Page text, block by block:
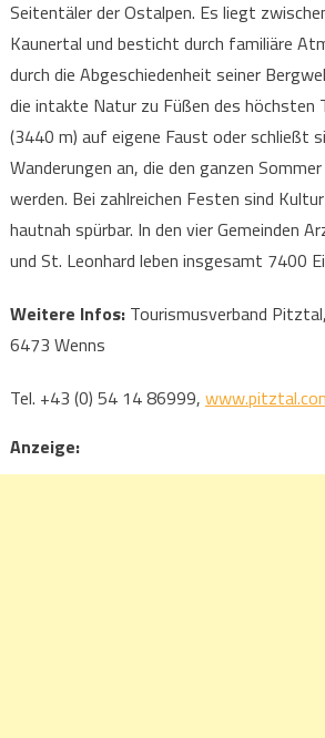
Seitentäler der Ostalpen. Es liegt
Kaunertal und besticht durch familiäre
durch die Abgeschiedenheit seiner
die intakte Natur zu Füßen des höchsten
(3440 m) auf eigene Faust oder schließt
Wanderungen an, die den ganzen
werden. Bei zahlreichen Festen sind
hautnah spürbar. In den vier Gemeinden
und St. Leonhard leben insgesamt 7400
Weitere Infos: Tourismusverband
6473 Wenns
Tel. +43 (0) 54 14 86999,
Anzeige: